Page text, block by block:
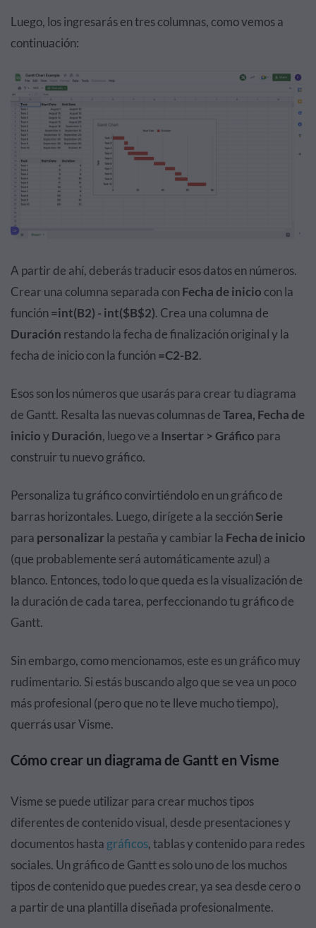
Luego, los ingresarás en tres columnas, como vemos a
continuación:
A partir de ahí, deberás traducir esos datos en números.
Crear una columna separada conFecha de inicio con la
función=int(B2) - int($B$2). Crea una columna de
Duración restando la fecha de finalización original y la
fecha de inicio con la función=C2-B2.
Esos son los números que usarás para crear tu diagrama
de Gantt. Resalta las nuevas columnas deTarea, Fecha de
inicioy Duración, luego ve a Insertar > Gráfico para
construir tu nuevo gráfico.
Personaliza tu gráfico convirtiéndolo en un gráfico de
barras horizontales. Luego, dirígete a la secciónSerie
para personalizarla pestaña y cambiar la Fecha de inicio
(que probablemente será automáticamente azul) a
blanco. Entonces, todo lo que queda es la visualización de
la duración de cada tarea, perfeccionando tu gráfico de
Gantt.
Sin embargo, como mencionamos, este es un gráfico muy
rudimentario. Si estás buscando algo que se vea un poco
más profesional (pero que no te lleve mucho tiempo),
querrás usar Visme.
Cómo crear un diagrama de Gantt en Visme
Visme se puede utilizar para crear muchos tipos
diferentes de contenido visual, desde presentaciones y
documentos hasta gráficos, tablas y contenido para redes
sociales. Un gráfico de Gantt es solo uno de los muchos
tipos de contenido que puedes crear, ya sea desde cero o
a partir de una plantilla diseñada profesionalmente.